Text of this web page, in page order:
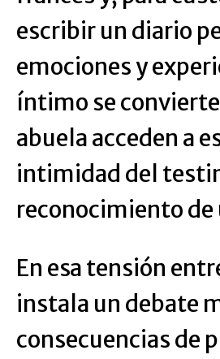
escribir un diario
emociones y
íntimo se
abuela acceden a
intimidad del
reconocimiento
En esa tensión
instala un debate
consecuencias de